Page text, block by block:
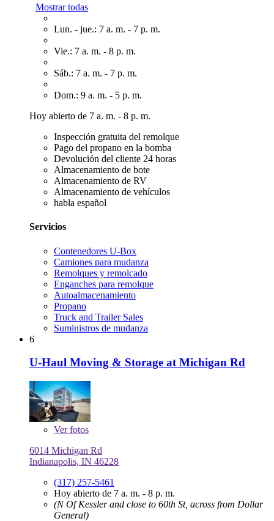
Mostrar todas
Lun. - jue.: 7 a. m. - 7 p. m.
Vie.: 7 a. m. - 8 p. m.
Sáb.: 7 a. m. - 7 p. m.
Dom.: 9 a. m. - 5 p. m.
Hoy abierto de 7 a. m. - 8 p. m.
Inspección gratuita del remolque
Pago del propano en la bomba
Devolución del cliente 24 horas
Almacenamiento de bote
Almacenamiento de RV
Almacenamiento de vehículos
habla español
Servicios
Contenedores U-Box
Camiones para mudanza
Remolques y remolcado
Enganches para remolque
Autoalmacenamiento
Propano
Truck and Trailer Sales
Suministros de mudanza
6
U-Haul Moving & Storage at Michigan Rd
Verfotos
6014 Michigan Rd
Indianapolis, IN 46228
(317) 257-5461
Hoy abierto de 7 a. m. - 8 p. m.
(N Of Kessler and close to 60th St, across from Dollar
General)